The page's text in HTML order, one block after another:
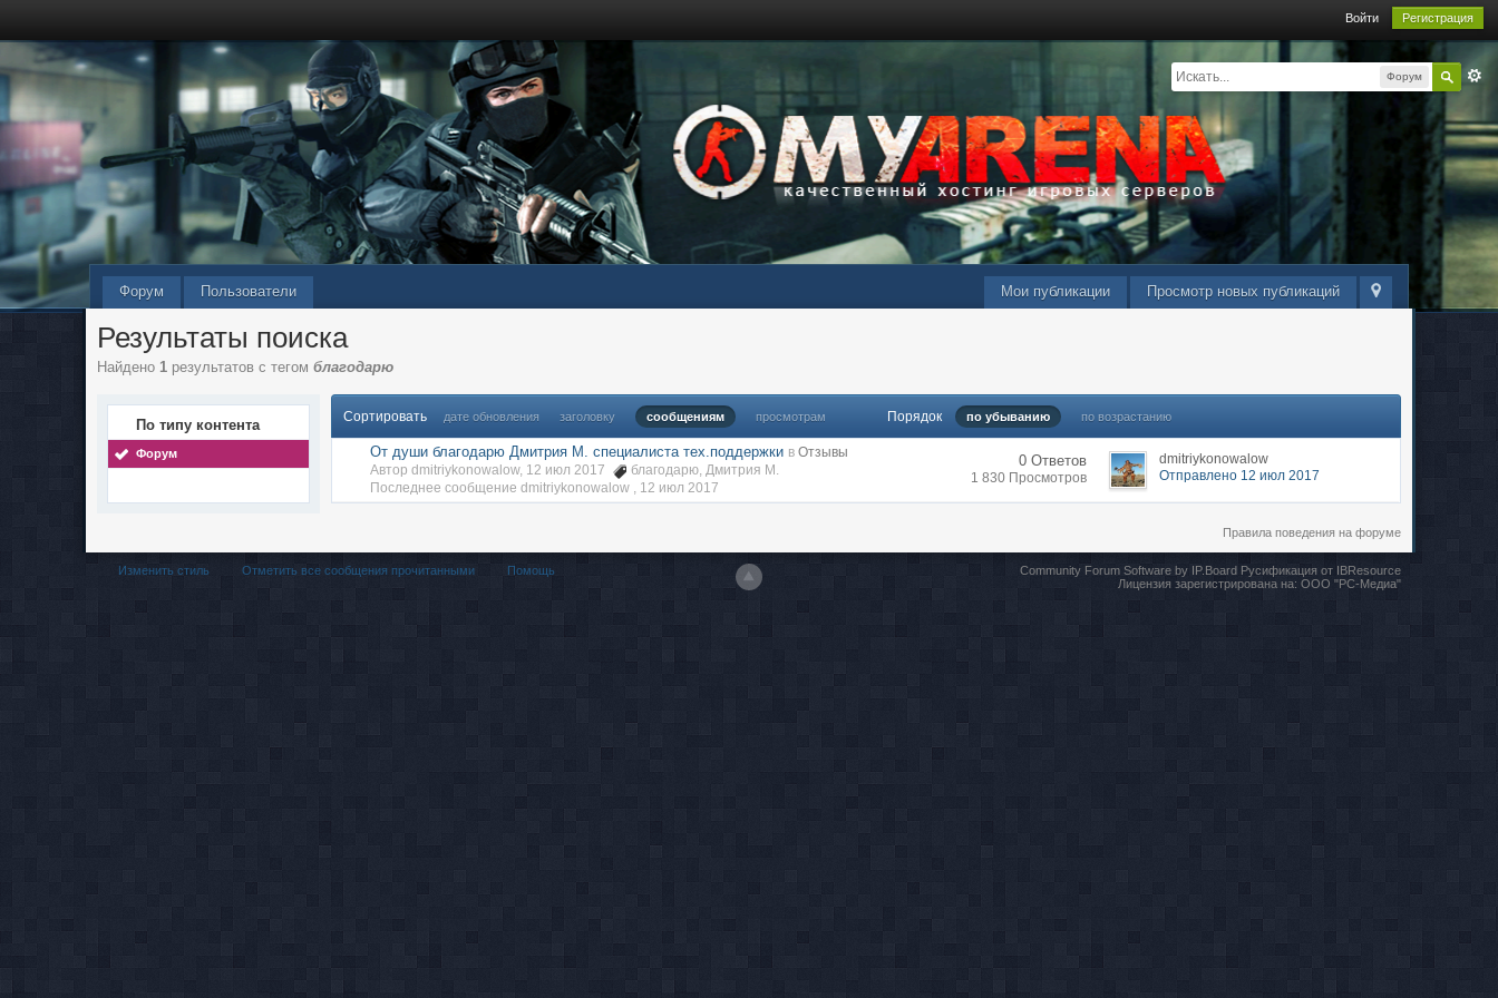
Войти Регистрация
Форум
Просмотр новых публикаций
Мои публикации
Форум Пользователи
Результаты поиска
Найдено 1 результатов с тегомблагодарю
По типу контента
Форум
Сортировать дате обновления заголовку сообщениям просмотрам Порядок по убыванию по возрастанию
От души благодарю Дмитрия М. специалиста тех.поддержки в Отзывы
Автор dmitriykonowalow, 12 июл 2017
благодарю,Дмитрия М.
Последнее сообщение dmitriykonowalow , 12 июл 2017
0 Ответов
1 830 Просмотров
dmitriykonowalow
Отправлено 12 июл 2017
Правила поведения на форуме
Изменить стиль Отметить все сообщения прочитанными Помощь Community Forum Software by IP.BoardРусификация от IBResource
Лицензия зарегистрирована на: ООО "РС-Медиа"